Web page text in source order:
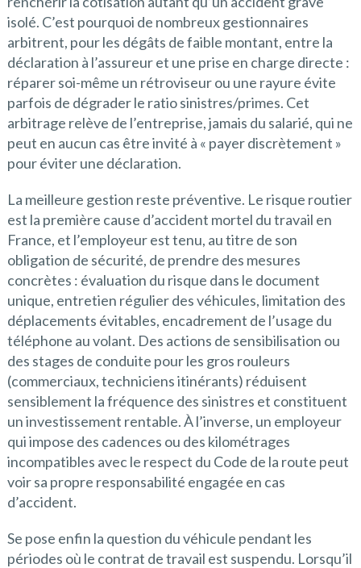
isolé. C’est pourquoi de nombreux gestionnaires
arbitrent, pour les dégâts de faible montant, entre la
déclaration à l’assureur et une prise en charge directe :
réparer soi-même un rétroviseur ou une rayure évite
parfois de dégrader le ratio sinistres/primes. Cet
arbitrage relève de l’entreprise, jamais du salarié, qui ne
peut en aucun cas être invité à « payer discrètement »
pour éviter une déclaration.
La meilleure gestion reste préventive. Le risque routier
est la première cause d’accident mortel du travail en
France, et l’employeur est tenu, au titre de son
obligation de sécurité, de prendre des mesures
concrètes : évaluation du risque dans le document
unique, entretien régulier des véhicules, limitation des
déplacements évitables, encadrement de l’usage du
téléphone au volant. Des actions de sensibilisation ou
des stages de conduite pour les gros rouleurs
(commerciaux, techniciens itinérants) réduisent
sensiblement la fréquence des sinistres et constituent
un investissement rentable. À l’inverse, un employeur
qui impose des cadences ou des kilométrages
incompatibles avec le respect du Code de la route peut
voir sa propre responsabilité engagée en cas
d’accident.
Se pose enfin la question du véhicule pendant les
périodes où le contrat de travail est suspendu. Lorsqu’il